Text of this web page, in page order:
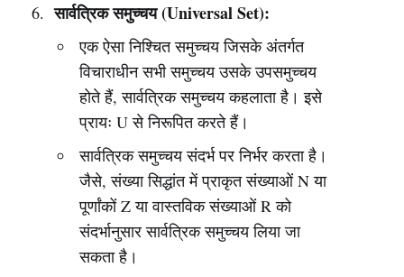
सार्वत्रिक समुच्चय (Universal Set):
एक ऐसा निश्चित समुच्चय जिसके अंतर्गत
विचाराधीन सभी समुच्चय उसके उपसमुच्चय
होते हैं, सार्वत्रिक समुच्चय कहलाता है। इसे
प्रायः U से निरूपित करते हैं।
सार्वत्रिक समुच्चय संदर्भ पर निर्भर करता है।
जैसे, संख्या सिद्धांत में प्राकृत संख्याओं N या
पूर्णांकों Z या वास्तविक संख्याओं R को
संदर्भानुसार सार्वत्रिक समुच्चय लिया जा
सकता है।